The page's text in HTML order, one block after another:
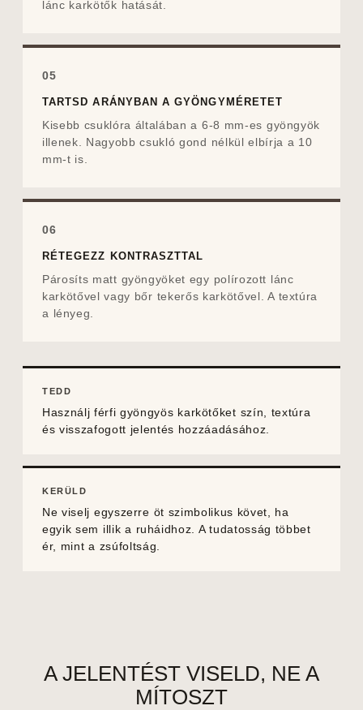
lánc karkötők hatását.
05
TARTSD ARÁNYBAN A GYÖNGYMÉRETET
Kisebb csuklóra általában a 6-8 mm-es gyöngyök
illenek. Nagyobb csukló gond nélkül elbírja a 10
mm-t is.
06
RÉTEGEZZ KONTRASZTTAL
Párosíts matt gyöngyöket egy polírozott lánc
karkötővel vagy bőr tekerős karkötővel. A textúra
a lényeg.
TEDD
Használjférfi gyöngyös karkötőket szín, textúra
és visszafogott jelentés hozzáadásához.
KERÜLD
Ne viselj egyszerre öt szimbolikus követ, ha
egyik sem illik a ruháidhoz. A tudatosság többet
ér, mint a zsúfoltság.
A JELENTÉST VISELD, NE A
MÍTOSZT